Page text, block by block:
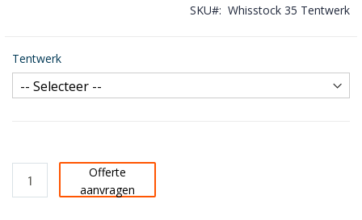
SKU Whisstock 35 Tentwerk
Tentwerk
Offerte
aanvragen